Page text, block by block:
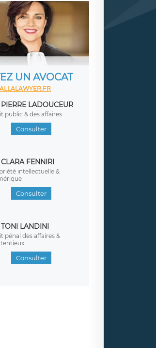
UN AVOCAT
PIERRE LADOUCEUR
public & des affaires
Consulter
CLARA FENNIRI
intellectuelle &
Consulter
TONI LANDINI
pénal des affaires &
Consulter